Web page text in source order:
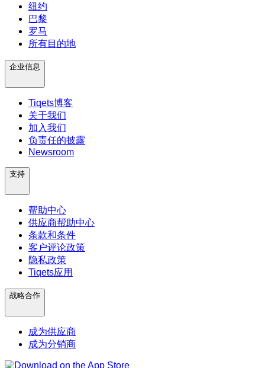
纽约
巴黎
罗马
所有目的地
企业信息
Tiqets博客
关于我们
加入我们
负责任的披露
Newsroom
支持
帮助中心
供应商帮助中心
条款和条件
客户评论政策
隐私政策
Tiqets应用
战略合作
成为供应商
成为分销商